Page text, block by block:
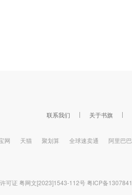
联系我们 关于书旗
网 天猫 聚划算 全球速卖通 阿里巴
可证 粤网文[2023]1543-112号粤ICP备